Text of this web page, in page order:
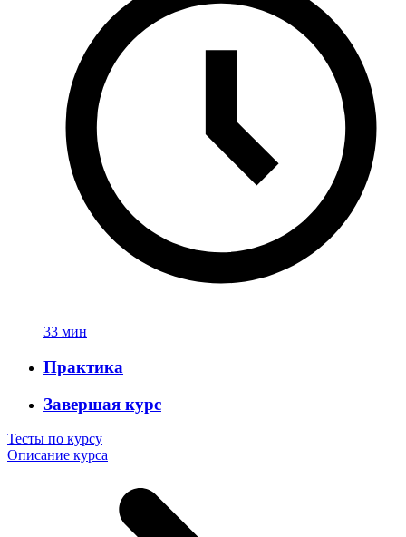
33 мин
Практика
Завершая курс
Тесты по курсу
Описание курса